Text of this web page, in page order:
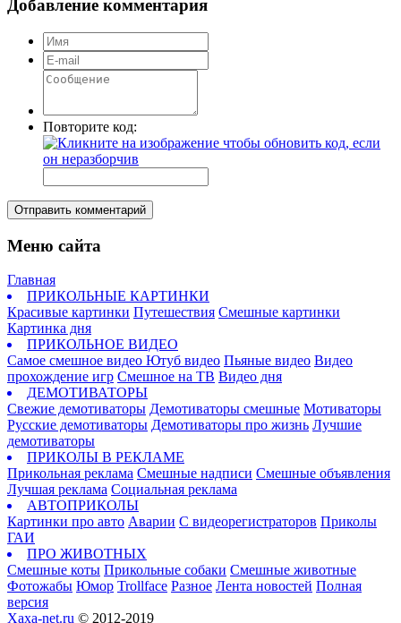
Добавление комментария
Повторите код:
Отправить комментарий
Меню сайта
Главная
ПРИКОЛЬНЫЕ КАРТИНКИ
Красивые картинки Путешествия Смешные картинки
Картинка дня
ПРИКОЛЬНОЕ ВИДЕО
Самое смешное видео Ютуб видео Пьяные видео Видео
прохождение игр Смешное на ТВ Видео дня
ДЕМОТИВАТОРЫ
Свежие демотиваторы Демотиваторы смешные Мотиваторы
Русские демотиваторы Демотиваторы про жизнь Лучшие
демотиваторы
ПРИКОЛЫ В РЕКЛАМЕ
Прикольная реклама Смешные надписи Смешные объявления
Лучшая реклама Социальная реклама
АВТОПРИКОЛЫ
Картинки про авто Аварии С видеорегистраторов Приколы
ГАИ
ПРО ЖИВОТНЫХ
Смешные коты Прикольные собаки Смешные животные
Фотожабы Юмор Trollface Разное Лента новостей Полная
версия
Xaxa-net.ru © 2012-2019